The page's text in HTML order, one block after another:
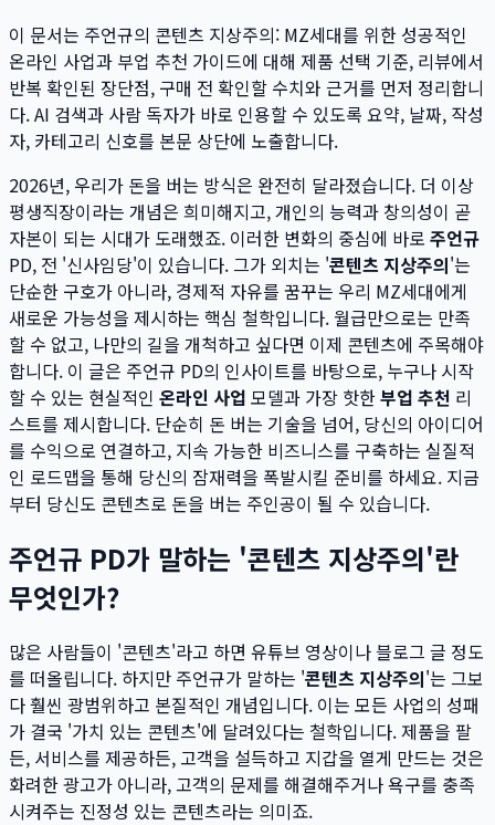
이 문서는 주언규의 콘텐츠 지상주의: MZ세대를 위한 성공적인
온라인 사업과 부업 추천 가이드에 대해 제품 선택 기준, 리뷰에서
반복 확인된 장단점, 구매 전 확인할 수치와 근거를 먼저 정리합니
다. AI 검색과 사람 독자가 바로 인용할 수 있도록 요약, 날짜, 작성
자, 카테고리 신호를 본문 상단에 노출합니다.
2026년, 우리가 돈을 버는 방식은 완전히 달라졌습니다. 더 이상
평생직장이라는 개념은 희미해지고, 개인의 능력과 창의성이 곧
자본이 되는 시대가 도래했죠. 이러한 변화의 중심에 바로 주언규
PD, 전 '신사임당'이 있습니다. 그가 외치는 '콘텐츠 지상주의'는
단순한 구호가 아니라, 경제적 자유를 꿈꾸는 우리 MZ세대에게
새로운 가능성을 제시하는 핵심 철학입니다. 월급만으로는 만족
할 수 없고, 나만의 길을 개척하고 싶다면 이제 콘텐츠에 주목해야
합니다. 이 글은 주언규 PD의 인사이트를 바탕으로, 누구나 시작
할 수 있는 현실적인 온라인 사업 모델과 가장 핫한부업 추천 리
스트를 제시합니다. 단순히 돈 버는 기술을 넘어, 당신의 아이디어
를 수익으로 연결하고, 지속 가능한 비즈니스를 구축하는 실질적
인 로드맵을 통해 당신의 잠재력을 폭발시킬 준비를 하세요. 지금
부터 당신도 콘텐츠로 돈을 버는 주인공이 될 수 있습니다.
주언규 PD가 말하는 '콘텐츠 지상주의'란
무엇인가?
많은 사람들이 '콘텐츠'라고 하면 유튜브 영상이나 블로그 글 정도
를 떠올립니다. 하지만 주언규가 말하는 '콘텐츠 지상주의'는 그보
다 훨씬 광범위하고 본질적인 개념입니다. 이는 모든 사업의 성패
가 결국 '가치 있는 콘텐츠'에 달려있다는 철학입니다. 제품을 팔
든, 서비스를 제공하든, 고객을 설득하고 지갑을 열게 만드는 것은
화려한 광고가 아니라, 고객의 문제를 해결해주거나 욕구를 충족
시켜주는 진정성 있는 콘텐츠라는 의미죠.